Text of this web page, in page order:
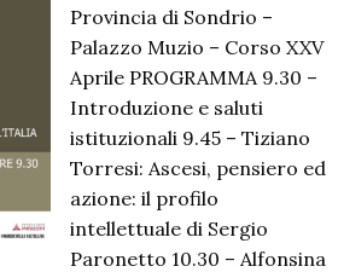
Provincia di Sondrio –
Palazzo Muzio – Corso XXV
Aprile PROGRAMMA 9.30 –
Introduzione e saluti
istituzionali 9.45 – Tiziano
Torresi: Ascesi, pensiero ed
azione: il profilo
intellettuale di Sergio
Paronetto 10.30 – Alfonsina